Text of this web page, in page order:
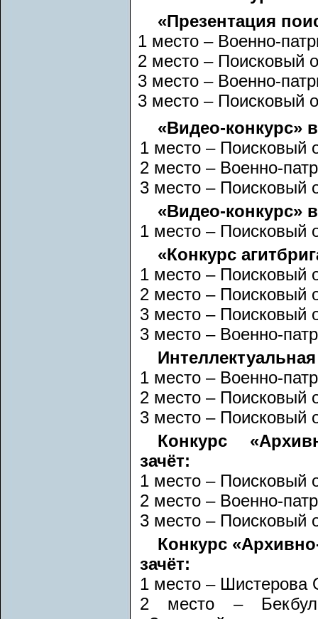
«Презентация
1 место – Военно-
2 место – Поисковый
3 место – Военно-
3 место – Поисковый
«Видео-
1 место – Поисковый
2 место – Военно-
3 место – Поисковый
«Видео-конкурс»
1 место – Поисковый
«Конкурс
1 место – Поисковый
2 место – Поисковый
3 место – Поисковый
3 место – Военно-
1 место – Военно-
2 место – Поисковый
3 место – Поисковый
Конкурс
зачёт:
1 место – Поисковый
2 место – Военно-
3 место – Поисковый
Конкурс
зачёт:
1 место – Шистерова
2 место –